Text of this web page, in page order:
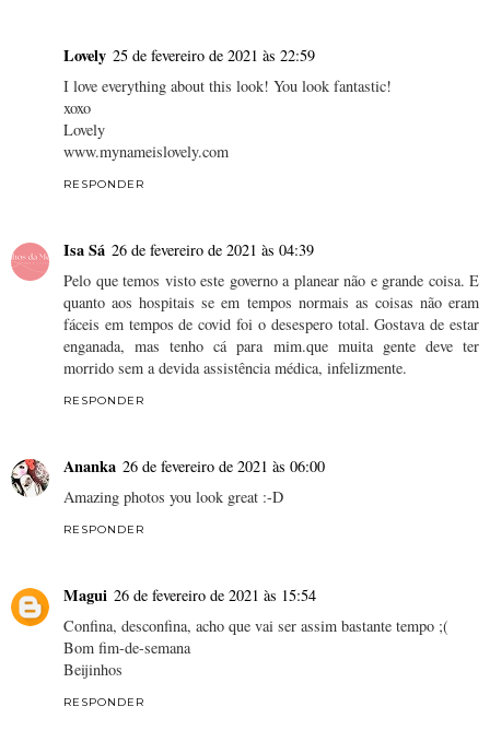
Lovely 25 de fevereiro de 2021 às 22:59
I love everything about this look! You look fantastic!
xoxo
Lovely
www.mynameislovely.com
RESPONDER
Isa Sá 26 de fevereiro de 2021 às 04:39
Pelo que temos visto este governo a planear não e grande coisa. E
quanto aos hospitais se em tempos normais as coisas não eram
fáceis em tempos de covid foi o desespero total. Gostava de estar
enganada, mas tenho cá para mim.que muita gente deve ter
morrido sem a devida assistência médica, infelizmente.
RESPONDER
Ananka 26 de fevereiro de 2021 às 06:00
Amazing photos you look great :-D
RESPONDER
Magui 26 de fevereiro de 2021 às 15:54
Confina, desconfina, acho que vai ser assim bastante tempo ;(
Bom fim-de-semana
Beijinhos
RESPONDER